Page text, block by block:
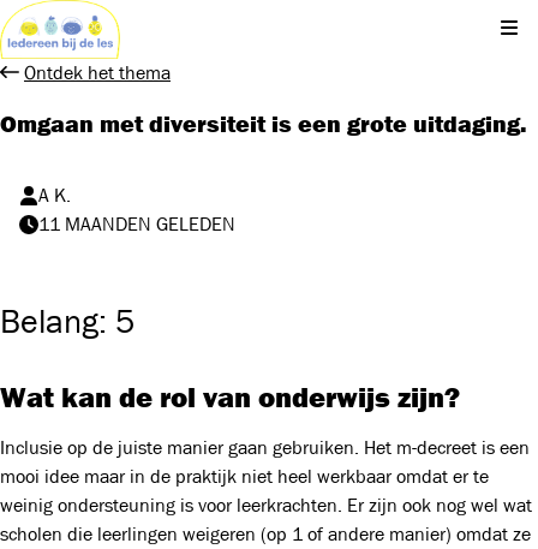
Ontdek het thema
Omgaan met diversiteit is een grote uitdaging.
A K.
11 MAANDEN GELEDEN
Belang: 5
Wat kan de rol van onderwijs zijn?
Inclusie op de juiste manier gaan gebruiken. Het m-decreet is een
mooi idee maar in de praktijk niet heel werkbaar omdat er te
weinig ondersteuning is voor leerkrachten. Er zijn ook nog wel wat
scholen die leerlingen weigeren (op 1 of andere manier) omdat ze